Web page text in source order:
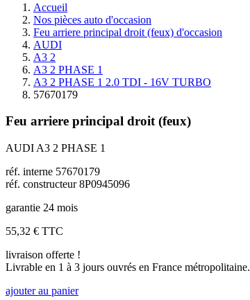
Accueil
Nos pièces auto d'occasion
Feu arriere principal droit (feux) d'occasion
AUDI
A3 2
A3 2 PHASE 1
A3 2 PHASE 1 2.0 TDI - 16V TURBO
57670179
Feu arriere principal droit (feux)
AUDI A3 2 PHASE 1
réf. interne 57670179
réf. constructeur 8P0945096
garantie 24 mois
55,32 € TTC
livraison offerte !
Livrable en 1 à 3 jours ouvrés en France métropolitaine.
ajouter au panier